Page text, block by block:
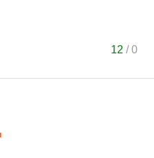
12 /0